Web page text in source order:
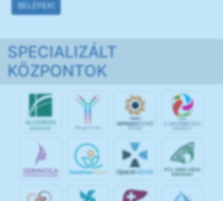
BELÉPEK!
SPECIALIZÁLT
KÖZPONTOK